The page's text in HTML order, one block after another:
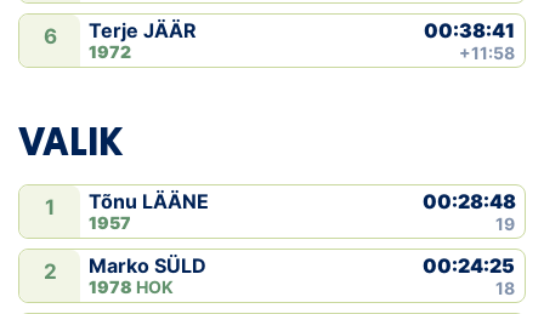
6 Terje JÄÄR
1972
00:38:41
+11:58
VALIK
1 Tõnu LÄÄNE
1957
00:28:48
19
2 Marko SÜLD
1978 HOK
00:24:25
18